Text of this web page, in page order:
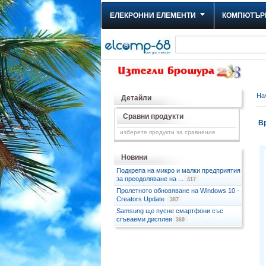
ЕЛЕКРОННИ ЕЛЕМЕНТИ
Детайли
Сравни продукти
изберете продукти за сравнение
Новини
Подкрепа на микро и малки предприятия
за преодоляване на ...
417
Пролетното обновяване на Windows 10 -
Creators Update
387
Samsung ще пусне смартфони със
сгъваеми дисплеи 369